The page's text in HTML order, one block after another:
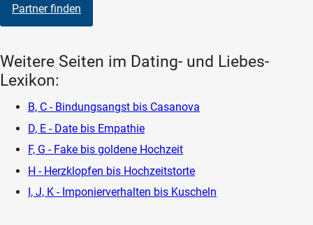
Partner finden
Weitere Seiten im Dating- und Liebes-
Lexikon:
B, C - Bindungsangst bis Casanova
D, E - Date bis Empathie
F, G - Fake bis goldene Hochzeit
H - Herzklopfen bis Hochzeitstorte
I, J, K - Imponierverhalten bis Kuscheln